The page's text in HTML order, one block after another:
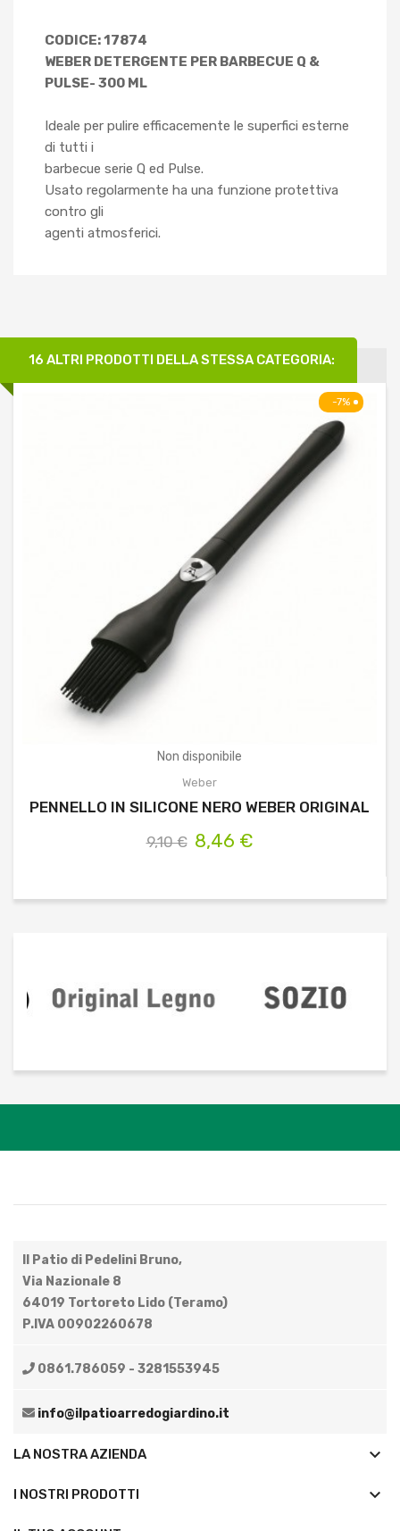
CODICE: 17874
WEBER DETERGENTE PER BARBECUE Q &
PULSE- 300 ML
Ideale per pulire efficacemente le superfici esterne
di tutti i
barbecue serie Q ed Pulse.
Usato regolarmente ha una funzione protettiva
contro gli
agenti atmosferici.
16 ALTRI PRODOTTI DELLA STESSA CATEGORIA:
-7%
Non disponibile
Weber
PENNELLO IN SILICONE NERO WEBER ORIGINAL
9,10 € 8,46 €
Il Patio di Pedelini Bruno,
Via Nazionale 8
64019 Tortoreto Lido (Teramo)
P.IVA 00902260678
0861.786059 - 3281553945
info@ilpatioarredogiardino.it
LA NOSTRA AZIENDA keyboard_arrow_down
I NOSTRI PRODOTTI keyboard_arrow_down